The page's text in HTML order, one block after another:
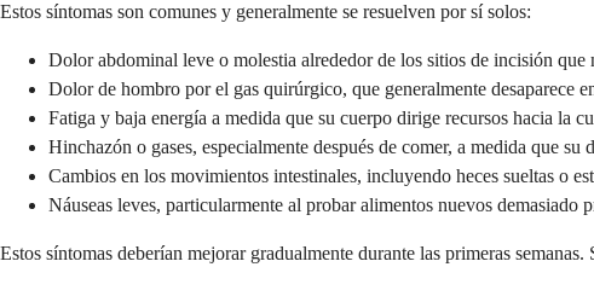
Estos síntomas son comunes y generalmente se resuelven por sí solos:
Dolor abdominal leve o molestia alrededor de los sitios de incisión que
Dolor de hombro por el gas quirúrgico, que generalmente desaparece
Fatiga y baja energía a medida que su cuerpo dirige recursos hacia la
Hinchazón o gases, especialmente después de comer, a medida que su
Cambios en los movimientos intestinales, incluyendo heces sueltas o
Náuseas leves, particularmente al probar alimentos nuevos demasiado
Estos síntomas deberían mejorar gradualmente durante las primeras